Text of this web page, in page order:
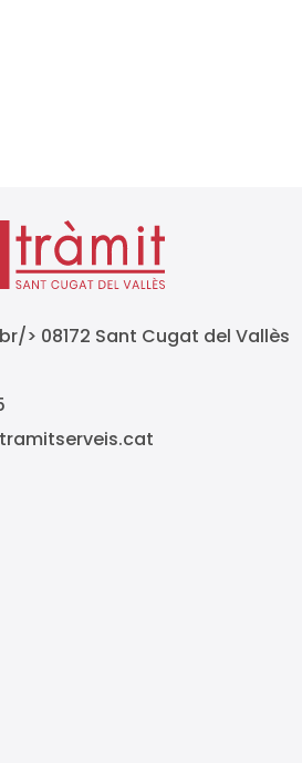
> 08172 Sant Cugat del Vallès